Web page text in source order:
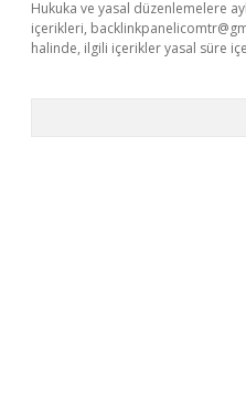
Hukuka ve yasal düzenlemelere
içerikleri,
halinde, ilgili içerikler yasal süre